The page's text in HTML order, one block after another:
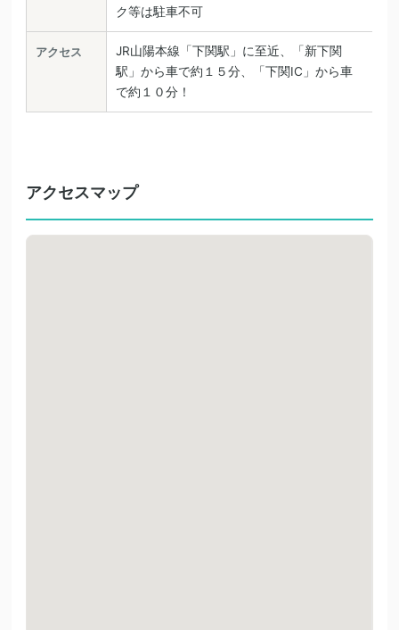
ク等は駐車不可
アクセス
JR山陽本線「下関駅」に至近、「新下関
駅」から車で約１５分、「下関IC」から車
で約１０分！
アクセスマップ